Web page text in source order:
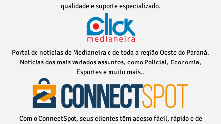
qualidade e suporte especializado.
Portal de notícias de Medianeira e de toda a região Oeste do Paraná.
Notícias dos mais variados assuntos, como Policial, Economia,
Esportes e muito mais..
Com o ConnectSpot, seus clientes têm acesso fácil, rápido e de